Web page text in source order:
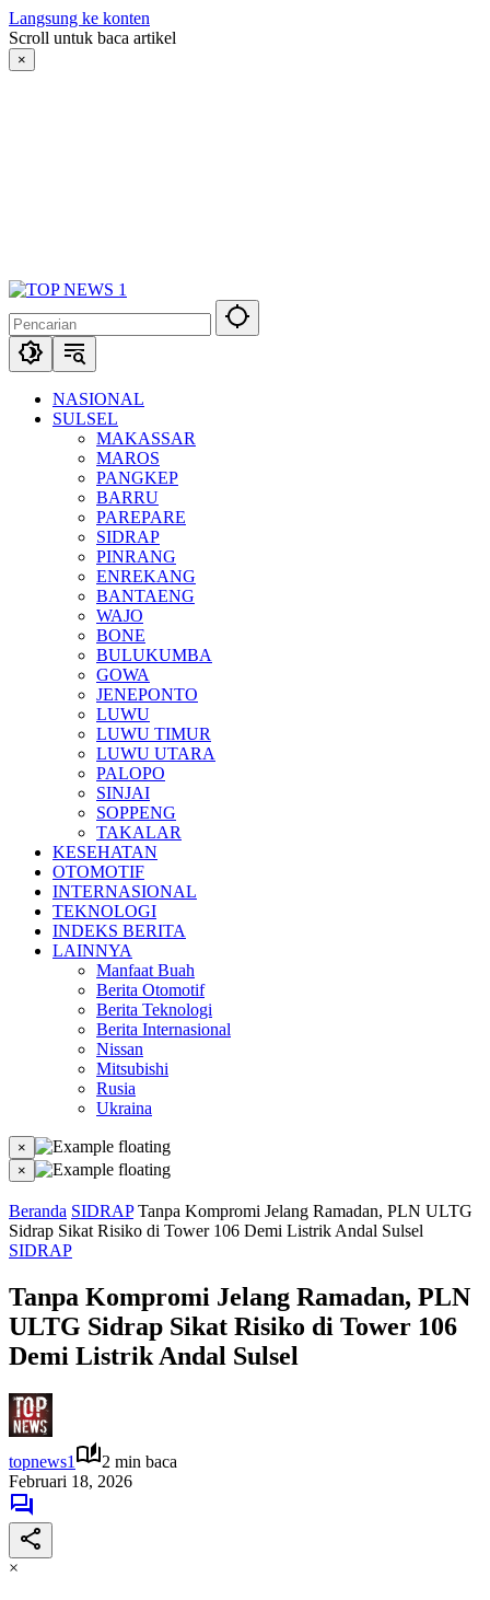
Langsung ke konten
Scroll untuk baca artikel
×
NASIONAL
SULSEL
MAKASSAR
MAROS
PANGKEP
BARRU
PAREPARE
SIDRAP
PINRANG
ENREKANG
BANTAENG
WAJO
BONE
BULUKUMBA
GOWA
JENEPONTO
LUWU
LUWU TIMUR
LUWU UTARA
PALOPO
SINJAI
SOPPENG
TAKALAR
KESEHATAN
OTOMOTIF
INTERNASIONAL
TEKNOLOGI
INDEKS BERITA
LAINNYA
Manfaat Buah
Berita Otomotif
Berita Teknologi
Berita Internasional
Nissan
Mitsubishi
Rusia
Ukraina
×
×
Beranda SIDRAP Tanpa Kompromi Jelang Ramadan, PLN ULTG
Sidrap Sikat Risiko di Tower 106 Demi Listrik Andal Sulsel
SIDRAP
Tanpa Kompromi Jelang Ramadan, PLN
ULTG Sidrap Sikat Risiko di Tower 106
Demi Listrik Andal Sulsel
topnews1
2 min baca
Februari 18, 2026
×